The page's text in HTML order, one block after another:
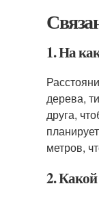
1. На
дерева,
друга,
метров,
2. Какой